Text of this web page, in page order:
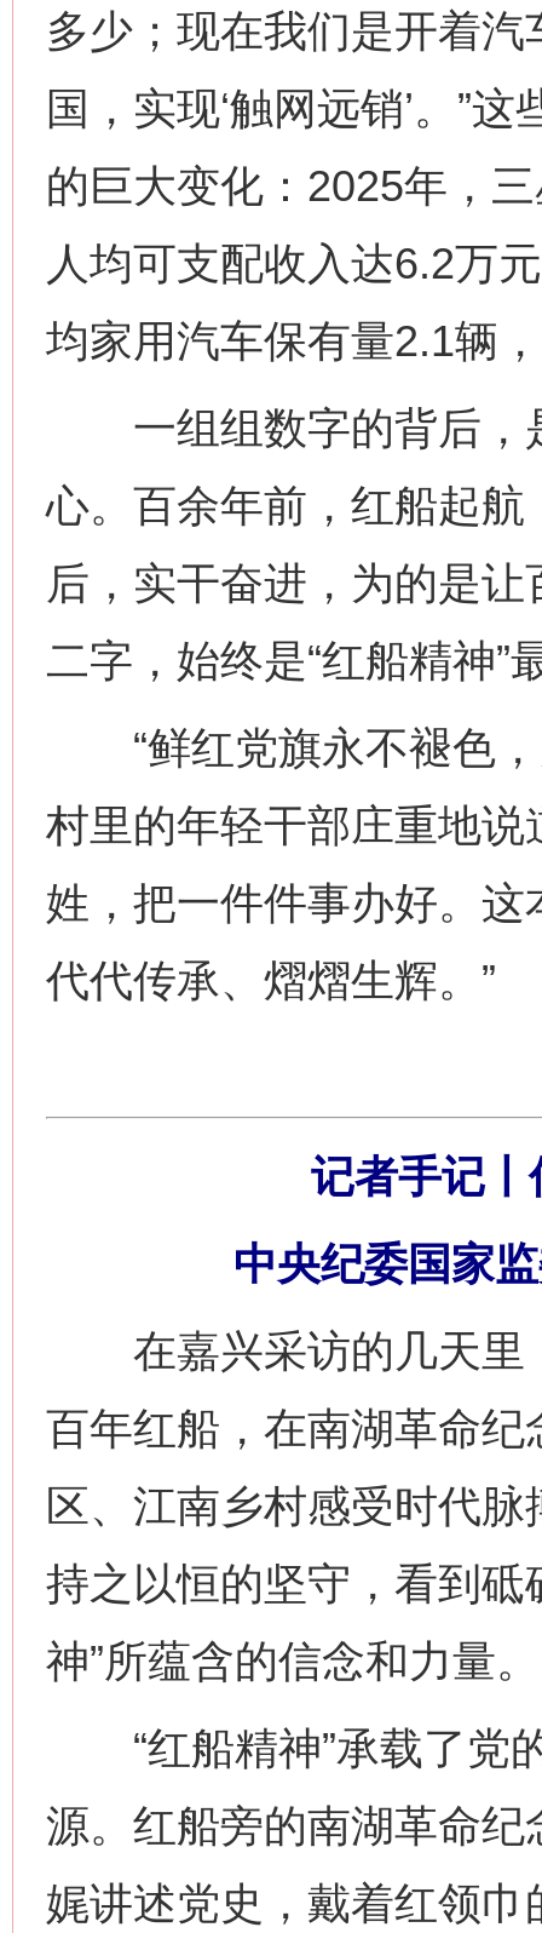
多少；现在我们是开着
国，实现‘触网远销’。”
的巨大变化：2025年，
人均可支配收入达6.2万
均家用汽车保有量2.1辆
一组组数字的背后，
心。百余年前，红船起
后，实干奋进，为的是
二字，始终是“红船精神”
“鲜红党旗永不褪色，
村里的年轻干部庄重地说
姓，把一件件事办好。
代代传承、熠熠生辉。”
记者手记
中央纪委国家
在嘉兴采访的几天里
百年红船，在南湖革命
区、江南乡村感受时代
持之以恒的坚守，看到砥
神”所蕴含的信念和力量。
“红船精神”承载了党
源。红船旁的南湖革命纪
娓讲述党史，戴着红领